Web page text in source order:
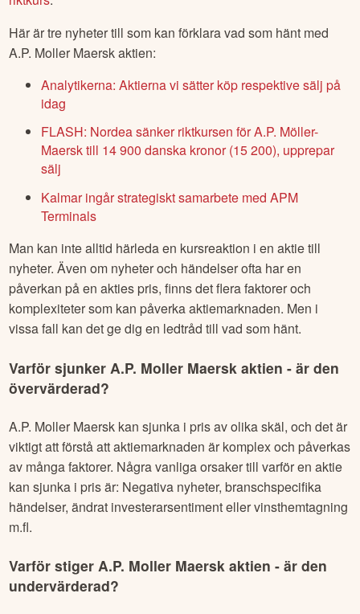
Här är tre nyheter till som kan förklara vad som hänt med
A.P. Moller Maerskaktien:
Analytikerna: Aktierna vi sätter köp respektive sälj på
idag
FLASH: Nordea sänker riktkursen för A.P. Möller-
Maersk till 14 900 danska kronor (15 200), upprepar
sälj
Kalmar ingår strategiskt samarbete med APM
Terminals
Man kan inte alltid härleda en kursreaktion i en aktie till
nyheter. Även om nyheter och händelser ofta har en
påverkan på en akties pris, finns det flera faktorer och
komplexiteter som kan påverka aktiemarknaden. Men i
vissa fall kan det ge dig en ledtråd till vad som hänt.
Varför sjunker A.P. Moller Maersk aktien - är den
övervärderad?
A.P. Moller Maersk kan sjunka i pris av olika skäl, och det är
viktigt att förstå att aktiemarknaden är komplex och påverkas
av många faktorer. Några vanliga orsaker till varför en aktie
kan sjunka i pris är: Negativa nyheter, branschspecifika
händelser, ändrat investerarsentiment eller vinsthemtagning
m.fl.
Varför stigerA.P. Moller Maersk aktien - är den
undervärderad?